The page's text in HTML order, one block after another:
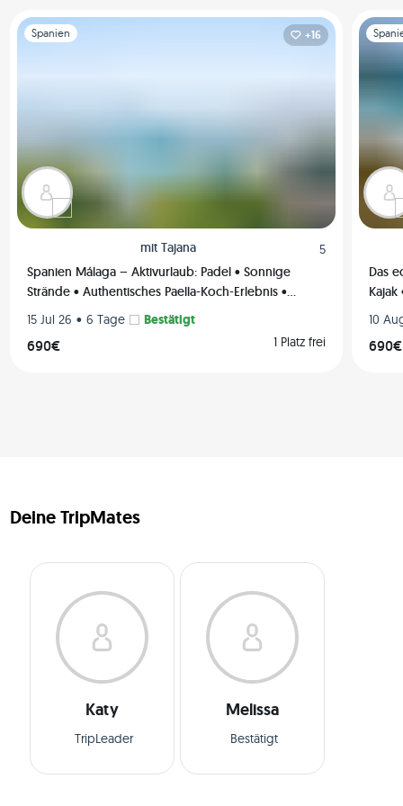
immer wir uns einfallen lassen, haben! 🔥 Ich freue mich
darauf, dich kennenzulernen! Hast du irgendwelche Fragen?
Folie 1 von 1
Spanien +16
mit Tajana
5
Spanien Málaga – Aktivurlaub: Padel • Sonnige
Strände • Authentisches Paella-Koch-Erlebnis •
Aussichtsplattformen (Privatzimmer)🌄🥘🏸
15 Jul 26 • 6 Tage Bestätigt
690€ 1 Platz frei
Folie 1
Das
Kajak
10
690€
Deine TripMates
Katy
TripLeader
Melissa
Bestätigt